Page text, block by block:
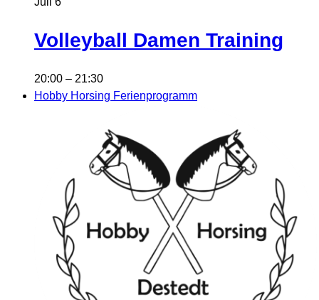
Volleyball Damen Training
20:00 – 21:30
Hobby Horsing Ferienprogramm